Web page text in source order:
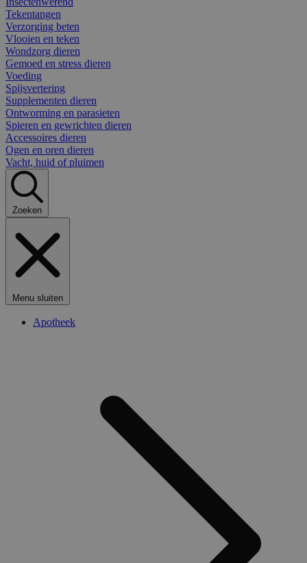
Tekentangen
Verzorging beten
Vlooien en teken
Wondzorg dieren
Gemoed en stress dieren
Voeding
Spijsvertering
Supplementen dieren
Ontworming en parasieten
Spieren en gewrichten dieren
Accessoires dieren
Ogen en oren dieren
Vacht, huid of pluimen
Zoeken
Menu sluiten
Apotheek